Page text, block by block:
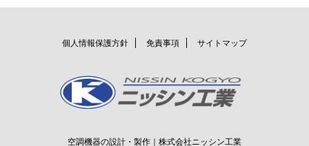
発行
発行
2021年08月01日
行
行
社？
個人情報保護方針 免責事項 サイトマップ
空調機器の設計・製作｜株式会社ニッシン工業